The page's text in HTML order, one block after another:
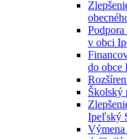
v obci
do obce
Školský
Ipeľský
Výmena